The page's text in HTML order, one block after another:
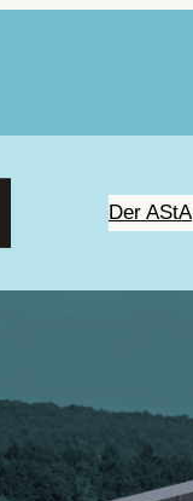
Der AStA